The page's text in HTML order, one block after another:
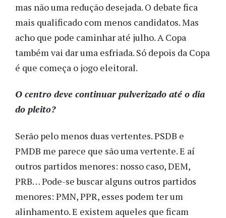
mas não uma redução desejada. O debate fica
mais qualificado com menos candidatos. Mas
acho que pode caminhar até julho. A Copa
também vai dar uma esfriada. Só depois da Copa
é que começa o jogo eleitoral.
O centro deve continuar pulverizado até o dia
do pleito?
Serão pelo menos duas vertentes. PSDB e
PMDB me parece que são uma vertente. E aí
outros partidos menores: nosso caso, DEM,
PRB… Pode-se buscar alguns outros partidos
menores: PMN, PPR, esses podem ter um
alinhamento. E existem aqueles que ficam